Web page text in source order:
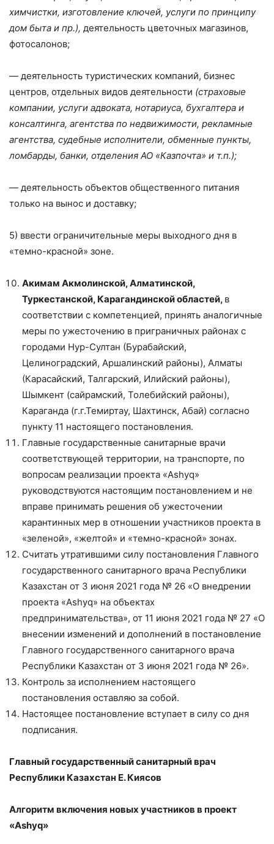
химчистки, изготовление ключей, услуги по принципу
дом быта и пр.), деятельность цветочных магазинов,
фотосалонов;
— деятельность туристических компаний, бизнес
центров, отдельных видов деятельности (страховые
компании, услуги адвоката, нотариуса, бухгалтера и
консалтинга, агентства по недвижимости, рекламные
агентства, судебные исполнители, обменные пункты,
ломбарды, банки, отделения АО «Казпочта» и т.п.);
— деятельность объектов общественного питания
только на вынос и доставку;
5) ввести ограничительные меры выходного дня в
«темно-красной» зоне.
Акимам Акмолинской, Алматинской,
Туркестанской, Карагандинской областей, в
соответствии с компетенцией, принять аналогичные
меры по ужесточению в приграничных районах с
городами Нур-Султан (Бурабайский,
Целиноградский, Аршалинский районы), Алматы
(Карасайский, Талгарский, Илийский районы),
Шымкент (сайрамский, Толебийский районы),
Караганда (г.г.Темиртау, Шахтинск, Абай) согласно
пункту 11 настоящего постановления.
Главные государственные санитарные врачи
соответствующей территории, на транспорте, по
вопросам реализации проекта «Ashyq»
руководствуются настоящим постановлением и не
вправе принимать решения об ужесточении
карантинных мер в отношении участников проекта в
«зеленой», «желтой» и «темно-красной» зонах.
Считать утратившими силу постановления Главного
государственного санитарного врача Республики
Казахстан от 3 июня 2021 года № 26 «О внедрении
проекта «Ashyq» на объектах
предпринимательства», от 11 июня 2021 года № 27 «О
внесении изменений и дополнений в постановление
Главного государственного санитарного врача
Республики Казахстан от 3 июня 2021 года № 26».
Контроль за исполнением настоящего
постановления оставляю за собой.
Настоящее постановление вступает в силу со дня
подписания.
Главный государственныйсанитарный врач
Республики Казахстан Е. Киясов
Алгоритм включения новых участников в проект
«Ashyq»